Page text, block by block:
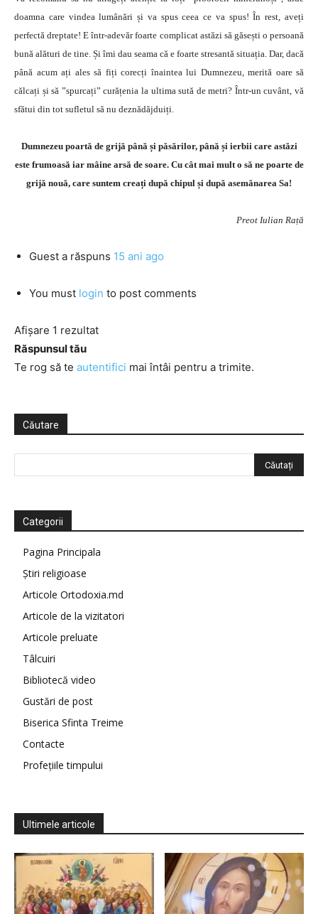
doamna care vindea lumânări și va spus ceea ce va spus! În rest, aveți
perfectă dreptate! E într-adevăr foarte complicat astăzi să găsești o persoană
bună alături de tine. Și îmi dau seama că e foarte stresantă situația. Dar, dacă
până acum ați ales să fiți corecți înaintea lui Dumnezeu, merită oare să
călcați și să ”spurcați” curățenia la ultima sută de metri? Într-un cuvânt, vă
sfătui din tot sufletul să nu deznădăjduiți.
Dumnezeu poartă de grijă până și păsărilor, până și ierbii care astăzi
este frumoasă iar mâine arsă de soare. Cu cât mai mult o să ne poarte de
grijă nouă, care suntem creați după chipul și după asemănarea Sa!
Preot Iulian Rață
Guest a răspuns 15 ani ago
You must login to post comments
Afișare 1 rezultat
Răspunsul tău
Te rog să te autentifici mai întâi pentru a trimite.
Căutare
Categorii
Pagina Principala
Știri religioase
Articole Ortodoxia.md
Articole de la vizitatori
Articole preluate
Tâlcuiri
Bibliotecă video
Gustări de post
Biserica Sfinta Treime
Contacte
Profețiile timpului
Ultimele articole